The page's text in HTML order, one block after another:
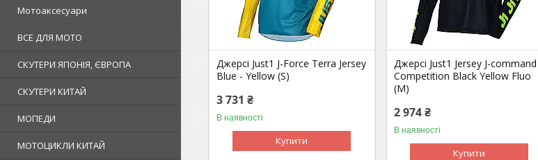
Мотоаксесуари
ВСЕ ДЛЯ МОТО
СКУТЕРИ ЯПОНІЯ, ЄВРОПА
СКУТЕРИ КИТАЙ
МОПЕДИ
МОТОЦИКЛИ КИТАЙ
Джерсі Just1 J-Force Terra Jersey
Blue - Yellow (S)
3 731 ₴
В наявності
Купити
Джерсі Just1 Jersey J-command
Competition Black Yellow Fluo
(M)
2 974 ₴
В наявності
Купити